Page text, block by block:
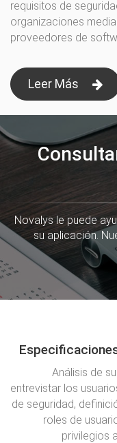
requisitos de
organizaciones
proveedores de
Leer Más
Novalys le puede
su aplicación.
Análisis de
entrevistar los
de seguridad,
roles de
privilegios